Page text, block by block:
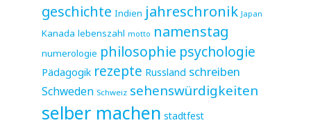
geschichte Indien jahreschronik Japan
Kanada lebenszahl motto namenstag
numerologie philosophie psychologie
Pädagogik rezepte Russland schreiben
Schweden Schweiz sehenswürdigkeiten
selber machen stadtfest